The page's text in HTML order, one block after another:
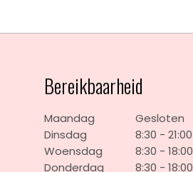
Bereikbaarheid
Maandag
Dinsdag
Woensdag
Donderdag
Gesloten
8:30 - 21:00
8:30 - 18:00
8:30 - 18:00